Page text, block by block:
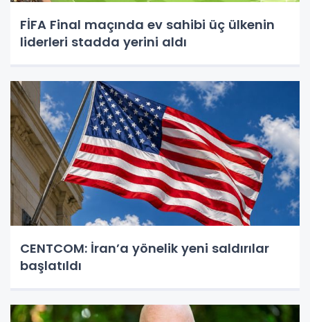
FİFA Final maçında ev sahibi üç ülkenin
liderleri stadda yerini aldı
CENTCOM: İran’a yönelik yeni saldırılar
başlatıldı